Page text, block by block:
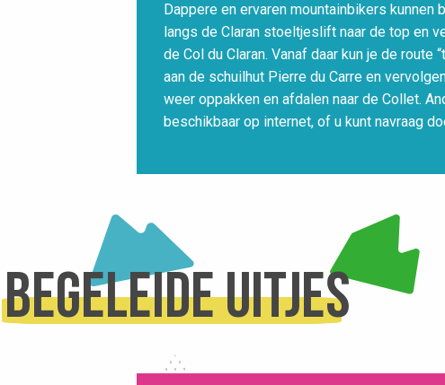
Dappere en ervaren mountainbikers
langs de Claran stoeltjeslift naar de top en
de Col du Claran. Vanaf daar kun je de route
aan de schuilhut Pierre du Carre en
weer oppakken en afdalen naar de Collet.
beschikbaar op internet, of u kunt navraag
Begeleide uitjes